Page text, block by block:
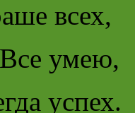
всех,
умею,
успех.